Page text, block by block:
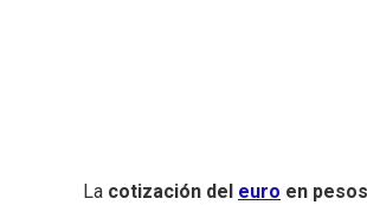
La cotización del euro en